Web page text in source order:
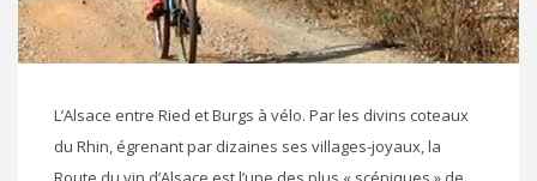
L’Alsace entre Ried et Burgs à vélo. Par les divins coteaux
du Rhin, égrenant par dizaines ses villages-joyaux, la